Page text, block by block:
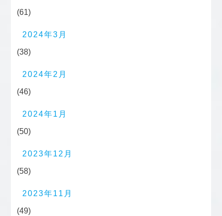
(61)
2024年3月
(38)
2024年2月
(46)
2024年1月
(50)
2023年12月
(58)
2023年11月
(49)